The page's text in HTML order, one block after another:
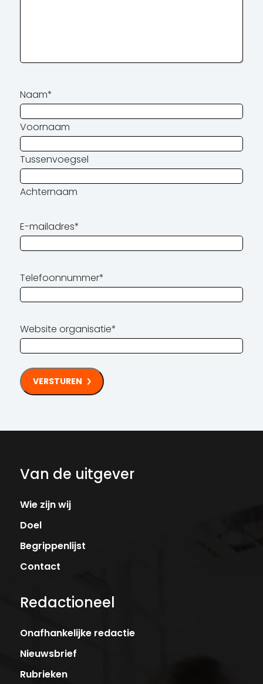
Naam*
Voornaam
Tussenvoegsel
Achternaam
E-mailadres*
Telefoonnummer*
Website organisatie*
Van de uitgever
Wie zijn wij
Doel
Begrippenlijst
Contact
Redactioneel
Onafhankelijke redactie
Nieuwsbrief
Rubrieken